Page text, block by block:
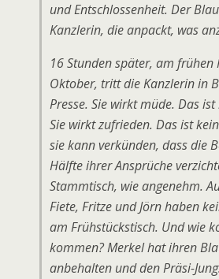
und Entschlossenheit. Der
Kanzlerin, die anpackt, was
16 Stunden später, am frühen
Oktober, tritt die Kanzlerin in
Presse. Sie wirkt müde. Das
Sie wirkt zufrieden. Das ist
sie kann verkünden, dass die
Hälfte ihrer Ansprüche
Stammtisch, wie angenehm.
Fiete, Fritze und Jörn haben
am Frühstückstisch. Und wie
kommen? Merkel hat ihren
anbehalten und den Präsi-